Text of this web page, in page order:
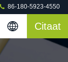
86-180-5923-4550
Citaat